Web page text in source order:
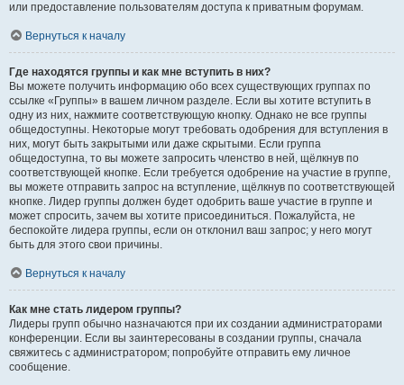
или предоставление пользователям доступа к приватным форумам.
Вернуться к началу
Где находятся группы и как мне вступить в них?
Вы можете получить информацию обо всех существующих группах по
ссылке «Группы» в вашем личном разделе. Если вы хотите вступить в
одну из них, нажмите соответствующую кнопку. Однако не все группы
общедоступны. Некоторые могут требовать одобрения для вступления в
них, могут быть закрытыми или даже скрытыми. Если группа
общедоступна, то вы можете запросить членство в ней, щёлкнув по
соответствующей кнопке. Если требуется одобрение на участие в группе,
вы можете отправить запрос на вступление, щёлкнув по соответствующей
кнопке. Лидер группы должен будет одобрить ваше участие в группе и
может спросить, зачем вы хотите присоединиться. Пожалуйста, не
беспокойте лидера группы, если он отклонил ваш запрос; у него могут
быть для этого свои причины.
Вернуться к началу
Как мне стать лидером группы?
Лидеры групп обычно назначаются при их создании администраторами
конференции. Если вы заинтересованы в создании группы, сначала
свяжитесь с администратором; попробуйте отправить ему личное
сообщение.